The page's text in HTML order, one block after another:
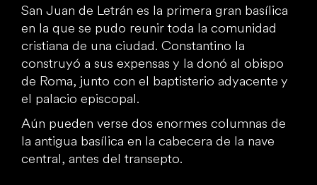
San Juan de Letrán es la primera gran basílica
en la que se pudo reunir toda la comunidad
cristiana de una ciudad. Constantino la
construyó a sus expensas y la donó al obispo
de Roma, junto con el baptisterio adyacente y
el palacio episcopal.
Aún pueden verse dos enormes columnas de
la antigua basílica en la cabecera de la nave
central, antes del transepto.